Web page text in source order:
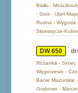
Białki -
- Stok - Ulan-
Rudno - Wygoda
Sławatycze-
DW 650
Różanka - Siniec
Węgorzewo -
Banie Mazurskie
Grabowo -